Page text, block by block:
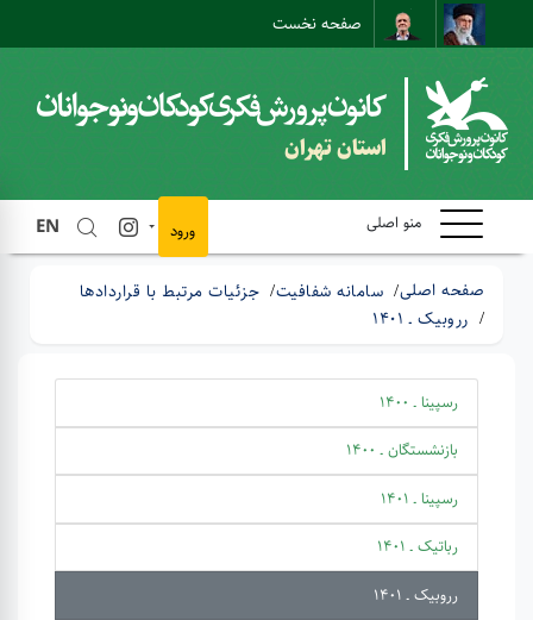
صفحه نخست
نقشه سایت
ارتباط مستقیم
استان تهران
منو اصلی EN ورود
صفحه اصلی سامانه شفافیت
جزئیات مرتبط با قراردادها
رروبیک ـ 1401
رسپینا ـ 1400
بازنشستگان ـ 1400
رسپینا ـ 1401
رباتیک ـ 1401
رروبیک ـ 1401